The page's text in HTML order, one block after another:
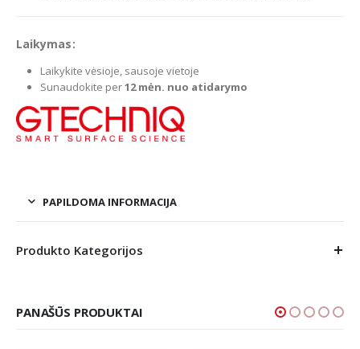
Laikymas:
Laikykite vėsioje, sausoje vietoje
Sunaudokite per12 mėn. nuo atidarymo
PAPILDOMA INFORMACIJA
Produkto Kategorijos
PANAŠŪS PRODUKTAI